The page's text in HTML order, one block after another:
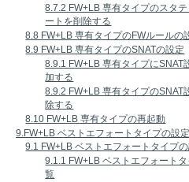
8.7.2 FW+LB 専有タイプのスタ
ートを削除する
8.8 FW+LB 専有タイプのFWルールの
8.9 FW+LB 専有タイプのSNATの設定
8.9.1 FW+LB 専有タイプにSNAT
加する
8.9.2 FW+LB 専有タイプのSNAT
除する
8.10 FW+LB 専有タイプの再起動
9.FW+LB ベストエフォートタイプの設定
9.1 FW+LB ベストエフォートタイプ
9.1.1 FW+LB ベストエフォート
覧